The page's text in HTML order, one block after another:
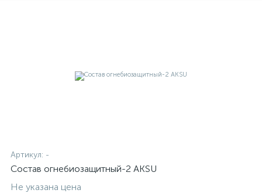
Артикул: -
Состав огнебиозащитный-2 AKSU
Не указана цена